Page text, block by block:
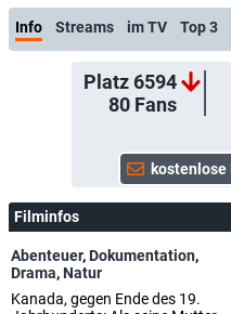
Info Streams im TV Top 3
Platz 6594
80Fans
Filminfos
Abenteuer,Dokumentation,
Drama,Natur
Kanada, gegen Ende des 19.